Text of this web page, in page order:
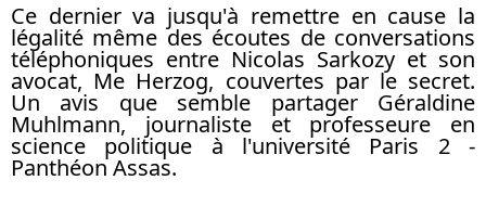
Ce dernier va jusqu'à remettre en cause la
légalité même des écoutes de conversations
téléphoniques entre Nicolas Sarkozy et son
avocat, Me Herzog, couvertes par le secret.
Un avis que semble partager Géraldine
Muhlmann, journaliste et professeure en
science politique à l'université Paris 2 -
Panthéon Assas.